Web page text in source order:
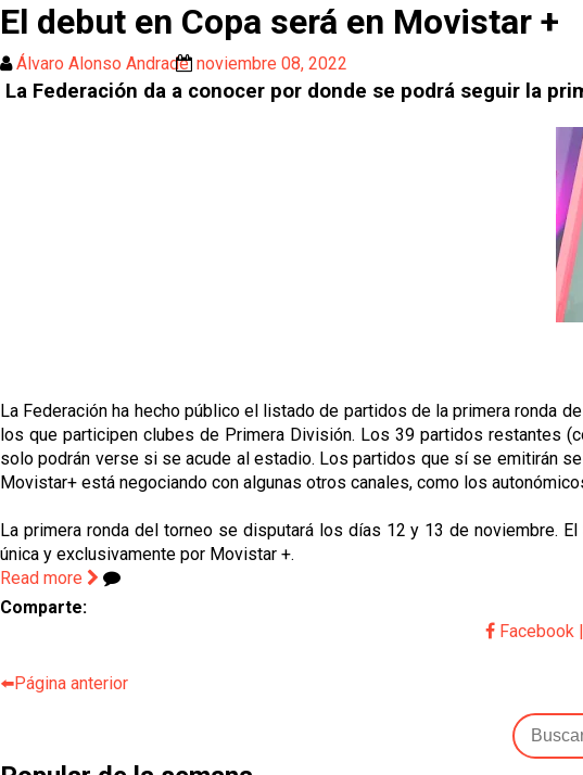
El debut en Copa será en Movistar +
Álvaro Alonso Andrade noviembre 08, 2022
La Federación da a conocer por donde se podrá seguir la
La Federación ha hecho público el listado de partidos de la primera ronda
los que participen clubes de Primera División. Los 39 partidos restantes
solo podrán verse si se acude al estadio. Los partidos que sí se emitirán
Movistar+ está negociando con algunas otros canales, como los
La primera ronda del torneo se disputará los días 12 y 13 de noviembre.
única y exclusivamente por Movistar +.
Read more
Comparte:
Facebook |
⬅️Página anterior